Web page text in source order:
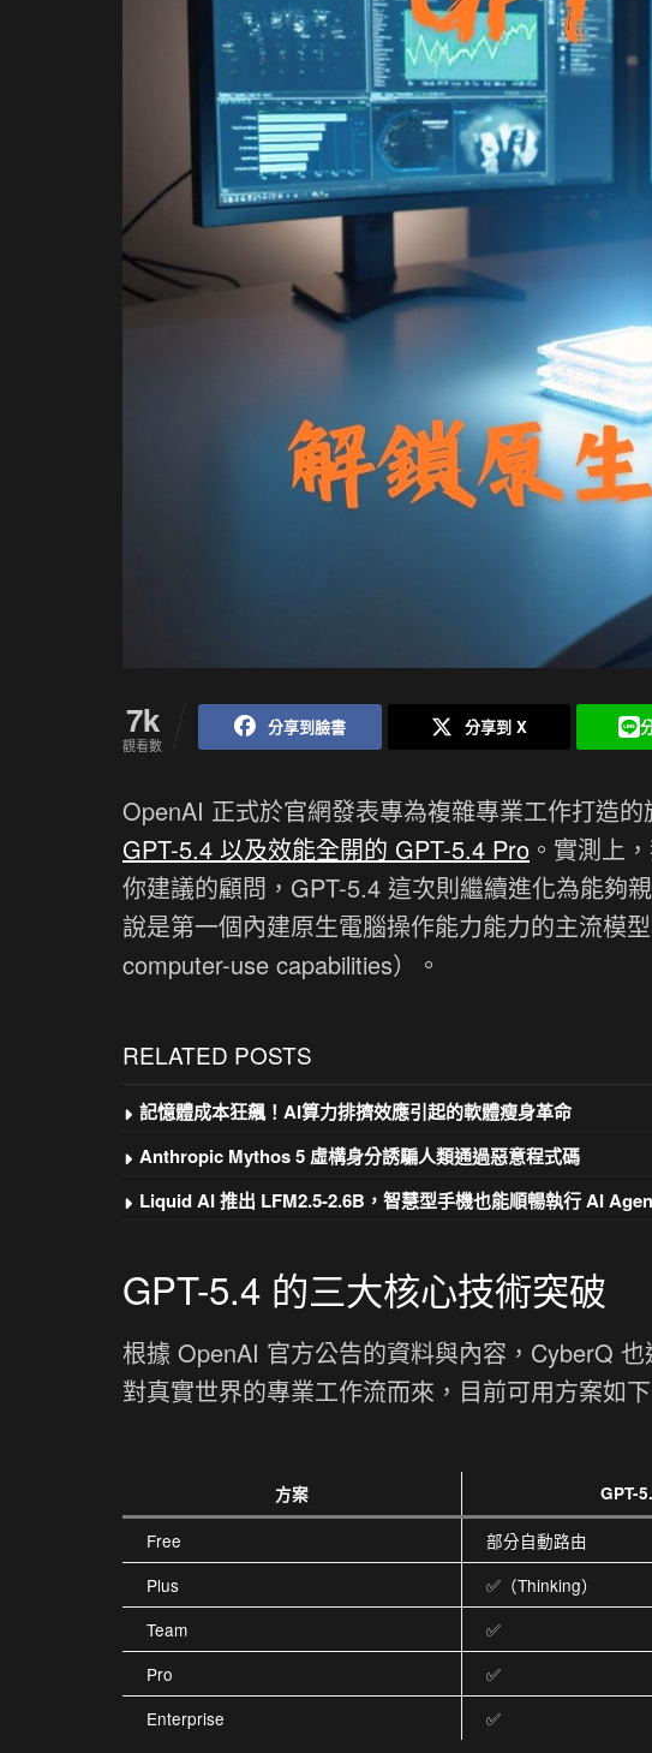
7k
觀看數
分享到臉書 分享到 X
OpenAI 正式於官網發表專為複雜專業工作打造
GPT-5.4 以及效能全開的 GPT-5.4 Pro 。實測上
你建議的顧問，GPT-5.4 這次則繼續進化為能夠
說是第一個內建原生電腦操作能力能力的主流模
computer-use capabilities）。
RELATED POSTS
記憶體成本狂飆！AI算力排擠效應引起的軟體瘦身革命
Anthropic Mythos 5 虛構身分誘騙人類通過惡意程式碼
Liquid AI 推出 LFM2.5-2.6B，智慧型手機也能順暢執行 AI
GPT-5.4 的三大核心技術突破
根據 OpenAI 官方公告的資料與內容，CyberQ
對真實世界的專業工作流而來，目前可用方案如下
方案 GPT-
Free 部分自動路由
Plus
✅（Thinking）
Team
✅
Pro
✅
Enterprise
✅